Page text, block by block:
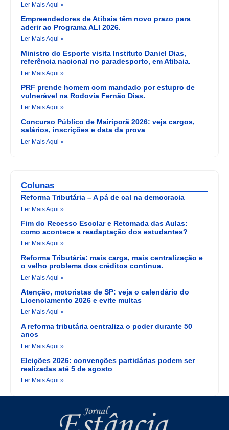
Ler Mais Aqui »
Empreendedores de Atibaia têm novo prazo para
aderir ao Programa ALI 2026.
Ler Mais Aqui »
Ministro do Esporte visita Instituto Daniel Dias,
referência nacional no paradesporto, em Atibaia.
Ler Mais Aqui »
PRF prende homem com mandado por estupro de
vulnerável na Rodovia Fernão Dias.
Ler Mais Aqui »
Concurso Público de Mairiporã 2026: veja cargos,
salários, inscrições e data da prova
Ler Mais Aqui »
Colunas
Reforma Tributária – A pá de cal na democracia
Ler Mais Aqui »
Fim do Recesso Escolar e Retomada das Aulas:
como acontece a readaptação dos estudantes?
Ler Mais Aqui »
Reforma Tributária: mais carga, mais centralização e
o velho problema dos créditos continua.
Ler Mais Aqui »
Atenção, motoristas de SP: veja o calendário do
Licenciamento 2026 e evite multas
Ler Mais Aqui »
A reforma tributária centraliza o poder durante 50
anos
Ler Mais Aqui »
Eleições 2026: convenções partidárias podem ser
realizadas até 5 de agosto
Ler Mais Aqui »